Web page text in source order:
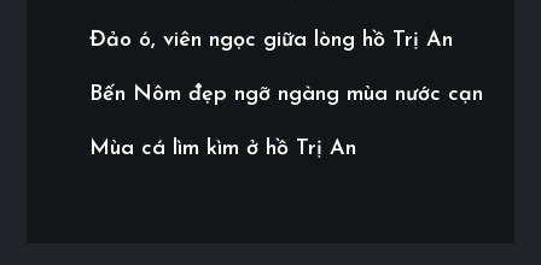
Đảo ó, viên ngọc giữa lòng hồ Trị An
Bến Nôm đẹp ngỡ ngàng mùa nước cạn
Mùa cá lìm kìm ở hồ Trị An